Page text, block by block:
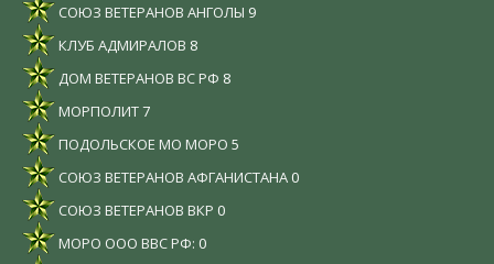
СОЮЗ ВЕТЕРАНОВ АНГОЛЫ 9
КЛУБ АДМИРАЛОВ 8
ДОМ ВЕТЕРАНОВ ВС РФ 8
МОРПОЛИТ7
ПОДОЛЬСКОЕ МО МОРО 5
СОЮЗ ВЕТЕРАНОВ АФГАНИСТАНА 0
СОЮЗ ВЕТЕРАНОВ ВКР 0
МОРО ООО ВВС РФ: 0